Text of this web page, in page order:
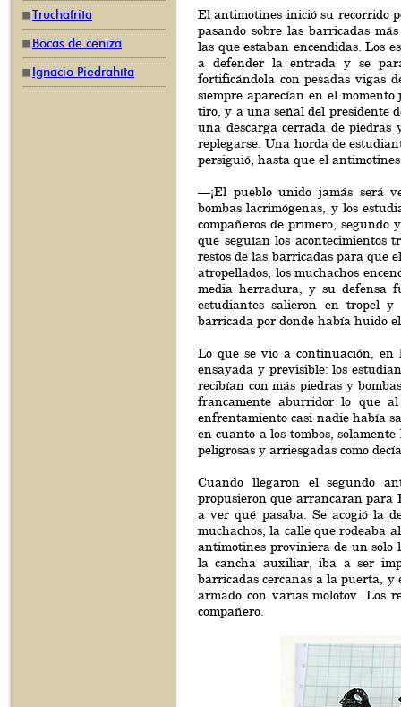
Truchafrita
Bocas de ceniza
Ignacio Piedrahíta
El antimotines inició su recorrido
pasando sobre las barricadas
las que estaban encendidas. Los
a defender la entrada y se
fortificándola con pesadas vigas
siempre aparecían en el
tiro, y a una señal del presidente
una descarga cerrada de
replegarse. Una horda de
persiguió, hasta que el
—¡El pueblo unido jamás será
bombas lacrimógenas, y los
compañeros de primero, segundo
que seguían los acontecimientos
restos de las barricadas para que
atropellados, los muchachos
media herradura, y su defensa
estudiantes salieron en tropel
barricada por donde había huido
Lo que se vio a continuación,
ensayada y previsible: los
recibían con más piedras y
francamente aburridor lo que
enfrentamiento casi nadie había
en cuanto a los tombos,
peligrosas y arriesgadas como
Cuando llegaron el segundo
propusieron que arrancaran para
a ver qué pasaba. Se acogió la
muchachos, la calle que rodeaba
antimotines proviniera de un
la cancha auxiliar, iba a ser
barricadas cercanas a la puerta, y
armado con varias molotov. Los
compañero.